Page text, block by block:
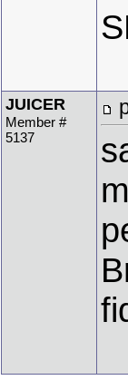
JUICER
Member #
5137